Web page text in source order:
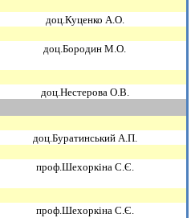
доц.Куценко А.О.
доц.Бородин М.О.
доц.Нестерова О.В.
доц.Буратинський А.П.
проф.Шехоркiна С.Є.
проф.Шехоркiна С.Є.